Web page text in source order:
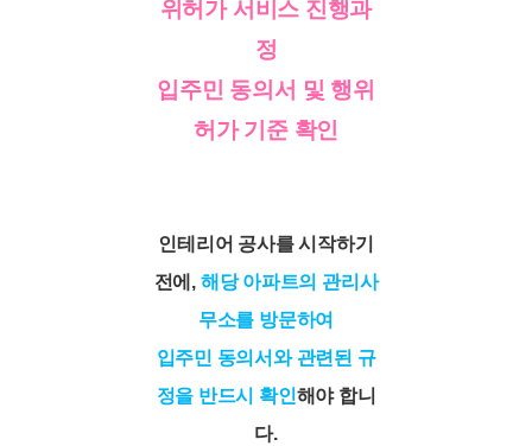
위허가 서비스 진행과
정
입주민 동의서 및 행위
허가 기준 확인
인테리어 공사를 시작하기
전에, 해당 아파트의 관리사
무소를 방문하여
입주민 동의서와 관련된 규
정을 반드시 확인해야 합니
다.